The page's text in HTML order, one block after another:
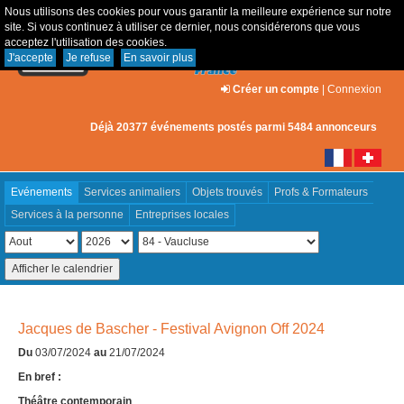
Nous utilisons des cookies pour vous garantir la meilleure expérience sur notre
site. Si vous continuez à utiliser ce dernier, nous considérerons que vous
acceptez l'utilisation des cookies.
J'accepte
Je refuse En savoir plus
Créer un compte | Connexion
Déjà 20377 événements postés parmi 5484 annonceurs
Evénements Services animaliers Objets trouvés
Profs & Formateurs
Services à la personne
Entreprises locales
Jacques de Bascher - Festival Avignon Off 2024
Du 03/07/2024 au 21/07/2024
En bref :
Théâtre contemporain